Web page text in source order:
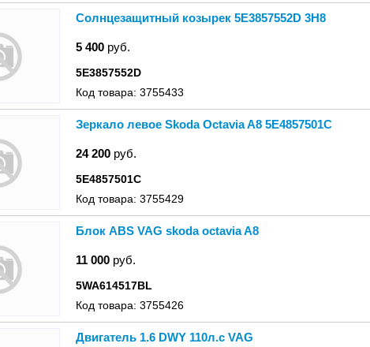
Солнцезащитный козырек 5E3857552D 3H8
5 400 руб.
5E3857552D
Код товара: 3755433
Зеркало левое Skoda Octavia A8 5E4857501C
24 200 руб.
5E4857501C
Код товара: 3755429
Блок ABS VAG skoda octavia A8
11 000 руб.
5WA614517BL
Код товара: 3755426
Двигатель 1.6 DWY 110л.с VAG